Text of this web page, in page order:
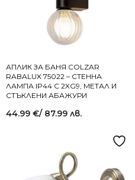
АПЛИК ЗА БАНЯ COLZAR
RABALUX 75022 – СТЕННА
ЛАМПА IP44 С 2XG9, МЕТАЛ И
СТЪКЛЕНИ АБАЖУРИ
44.99 €/ 87.99 лв.